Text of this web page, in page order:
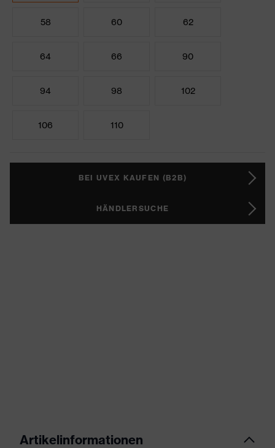
58 60 62
64 66 90
94 98 102
106 110
BEI UVEX KAUFEN (B2B)
HÄNDLERSUCHE
Artikelinformationen